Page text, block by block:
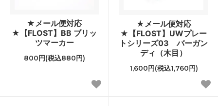
★メール便対応
★【FLOST】BB ブリッ
ツマーカー
800円(税込880円)
★メール便対応
★【FLOST】UWプレー
トシリーズ03 バーガン
ディ（木目）
1,600円(税込1,760円)